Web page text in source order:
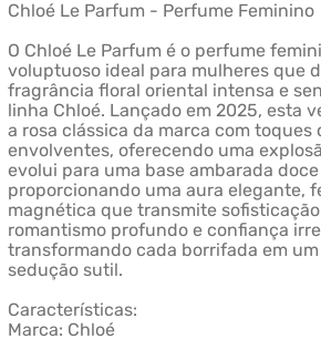
Chloé Le Parfum - Perfume Feminino
O Chloé Le Parfum é o perfume
voluptuoso ideal para mulheres que
fragrância floral oriental intensa e
linha Chloé. Lançado em 2025, esta
a rosa clássica da marca com toques
envolventes, oferecendo uma
evolui para uma base ambarada
proporcionando uma aura elegante,
magnética que transmite
romantismo profundo e confiança
transformando cada borrifada em
sedução sutil.
Características:
Marca: Chloé